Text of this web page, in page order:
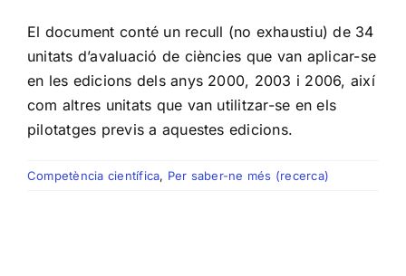
El document conté un recull (no exhaustiu) de 34
unitats d’avaluació de ciències que van aplicar-se
en les edicions dels anys 2000, 2003 i 2006, així
com altres unitats que van utilitzar-se en els
pilotatges previs a aquestes edicions.
Competència científica, Per saber-ne més (recerca)